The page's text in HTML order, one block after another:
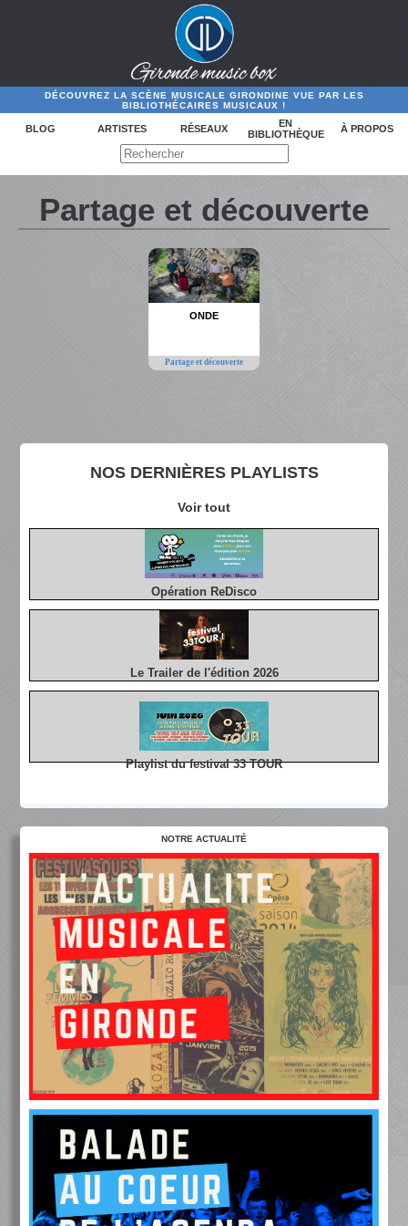
DÉCOUVREZ LA SCÈNE MUSICALE GIRONDINE VUE PAR LES
BIBLIOTHÉCAIRES MUSICAUX !
BLOG ARTISTES RÉSEAUX
EN
BIBLIOTHÈQUE
À PROPOS
NOS DERNIÈRES PLAYLISTS
Voir tout
Opération ReDisco
Le Trailer de l'édition 2026
Playlist du festival 33 TOUR
Partage et découverte
ONDE
Partage et découverte
NOTRE ACTUALITÉ